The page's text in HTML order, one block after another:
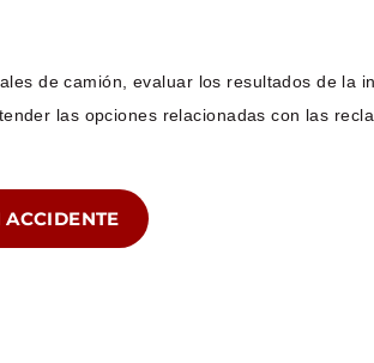
de camión, evaluar los resultados de la
las opciones relacionadas con las